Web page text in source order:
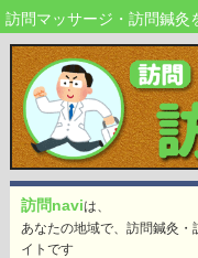
訪問マッサージ・訪問鍼灸
訪問naviは、
あなたの地域で、訪問鍼灸
イトです